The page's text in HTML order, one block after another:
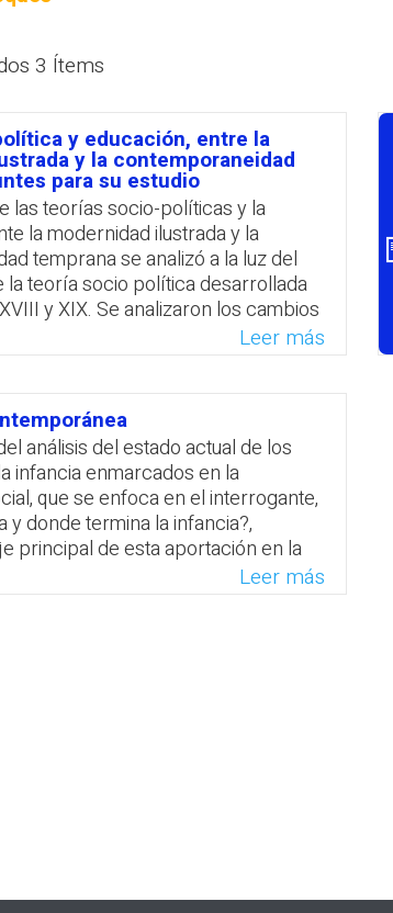
3 Ítems
y educación, entre la
y la contemporaneidad
para su estudio
las teorías socio-políticas y la
la modernidad ilustrada y la
temprana se analizó a la luz del
la teoría socio política desarrollada
y XIX. Se analizaron los cambios
en los sistemas de enseñanza el
religioso a uno empírico. Se
filosóficos de John
de Secondat Barón de
J. Rousseau. También se abordó
moderno ilustrado en el
en Hispanoamérica en general y en
Email
Leer más
análisis del estado actual de los
infancia enmarcados en la
que se enfoca en el interrogante,
y donde termina la infancia?,
principal de esta aportación en la
que el paradigma del desarrollo
suficiente para comprender las
Leer más